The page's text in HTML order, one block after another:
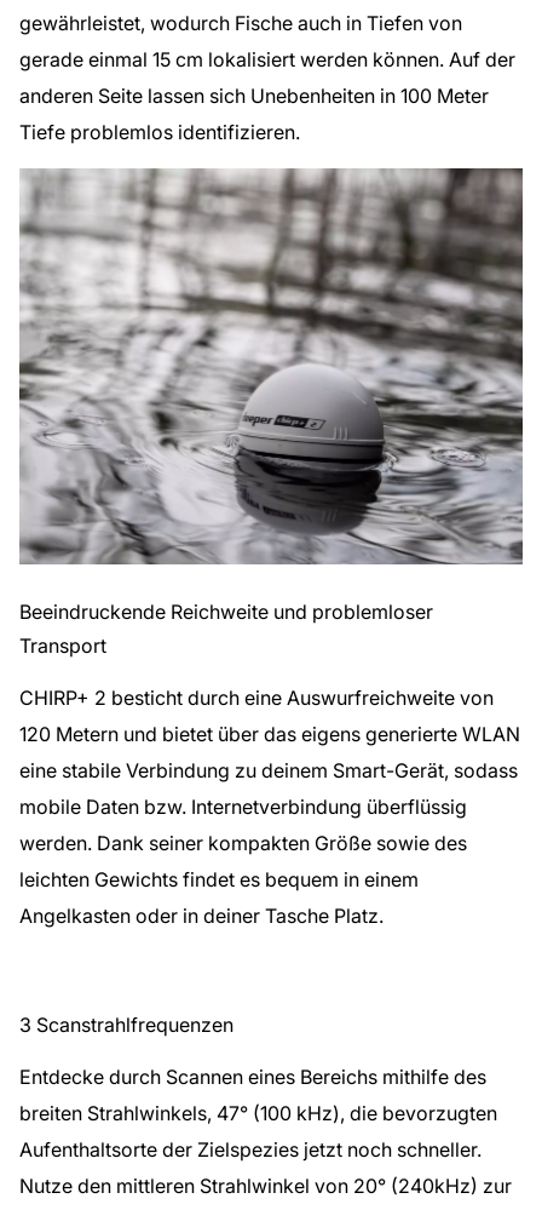
gewährleistet, wodurch Fische auch in Tiefen von
gerade einmal 15 cm lokalisiert werden können. Auf der
anderen Seite lassen sich Unebenheiten in 100 Meter
Tiefe problemlos identifizieren.
Beeindruckende Reichweite und problemloser
Transport
CHIRP+ 2 besticht durch eine Auswurfreichweite von
120 Metern und bietet über das eigens generierte WLAN
eine stabile Verbindung zu deinem Smart-Gerät, sodass
mobile Daten bzw. Internetverbindung überflüssig
werden. Dank seiner kompakten Größe sowie des
leichten Gewichts findet es bequem in einem
Angelkasten oder in deiner Tasche Platz.
3 Scanstrahlfrequenzen
Entdecke durch Scannen eines Bereichs mithilfe des
breiten Strahlwinkels, 47° (100 kHz), die bevorzugten
Aufenthaltsorte der Zielspezies jetzt noch schneller.
Nutze den mittleren Strahlwinkel von 20° (240kHz) zur